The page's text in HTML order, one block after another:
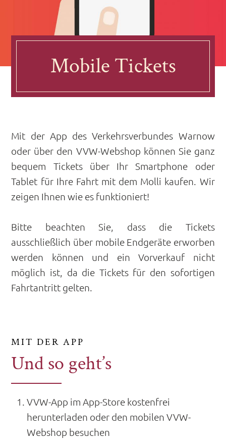
Mobile Tickets
Mit der App des Verkehrsverbundes Warnow
oder über den VVW-Webshop können Sie ganz
bequem Tickets über Ihr Smartphone oder
Tablet für Ihre Fahrt mit dem Molli kaufen. Wir
zeigen Ihnen wie es funktioniert!
Bitte beachten Sie, dass die Tickets
ausschließlich über mobile Endgeräte erworben
werden können und ein Vorverkauf nicht
möglich ist, da die Tickets für den sofortigen
Fahrtantritt gelten.
MIT DER APP
Und so geht’s
VVW-App im App-Store kostenfrei
herunterladen oder den mobilen VVW-
Webshop besuchen